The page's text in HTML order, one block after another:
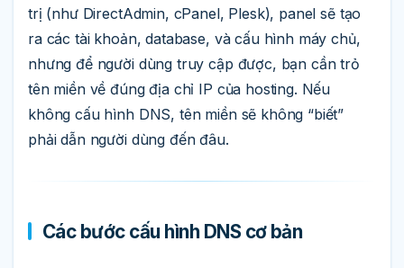
trị (như DirectAdmin, cPanel, Plesk), panel sẽ tạo
ra các tài khoản, database, và cấu hình máy chủ,
nhưng để người dùng truy cập được, bạn cần trỏ
tên miền về đúng địa chỉ IP của hosting. Nếu
không cấu hình DNS, tên miền sẽ không “biết”
phải dẫn người dùng đến đâu.
Các bước cấu hình DNS cơ bản